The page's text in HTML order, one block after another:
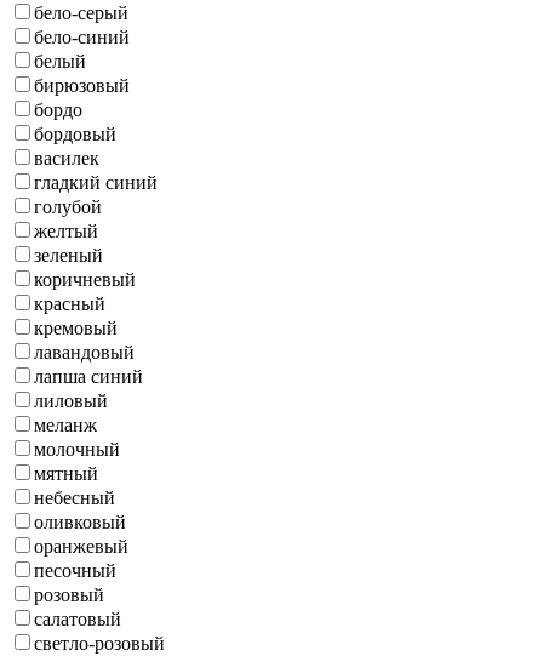
бело-серый
бело-синий
белый
бирюзовый
бордо
бордовый
василек
гладкий синий
голубой
желтый
зеленый
коричневый
красный
кремовый
лавандовый
лапша синий
лиловый
меланж
молочный
мятный
небесный
оливковый
оранжевый
песочный
розовый
салатовый
светло-розовый